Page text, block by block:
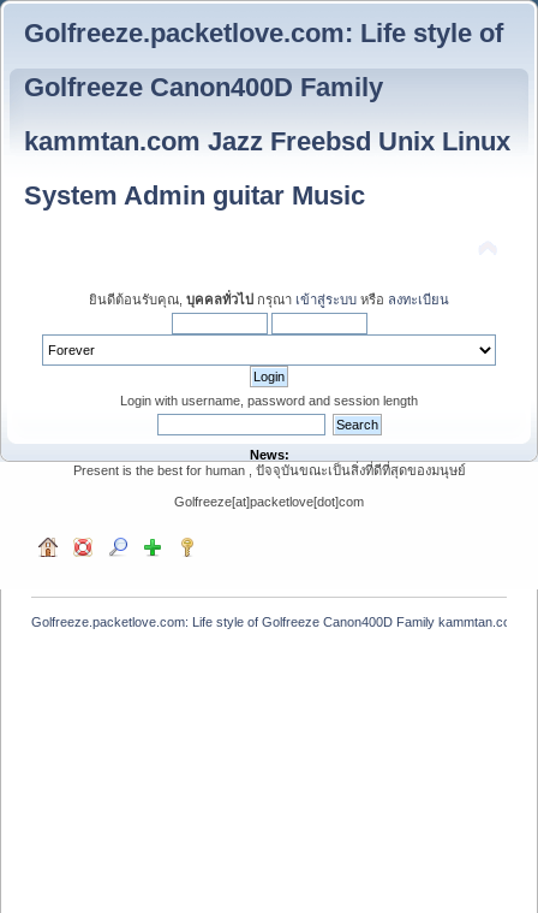
Golfreeze.packetlove.com: Life style of
Golfreeze Canon400D Family
kammtan.com Jazz Freebsd Unix Linux
System Admin guitar Music
ยินดีต้อนรับคุณ, บุคคลทั่วไป กรุณา เข้าสู่ระบบ หรือ ลงทะเบียน
Login with username, password and session length
News:
Present is the best for human , ปัจจุบันขณะเป็นสิ่งที่ดีที่สุดของมนุษย์
Golfreeze[at]packetlove[dot]com
Golfreeze.packetlove.com: Life style of Golfreeze Canon400D Family kammtan.com